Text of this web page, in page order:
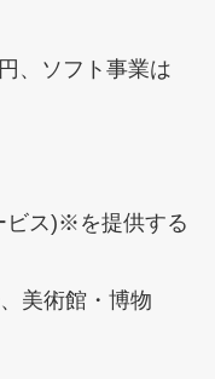
、ソフト事業は
ビス)※を提供する
美術館・博物